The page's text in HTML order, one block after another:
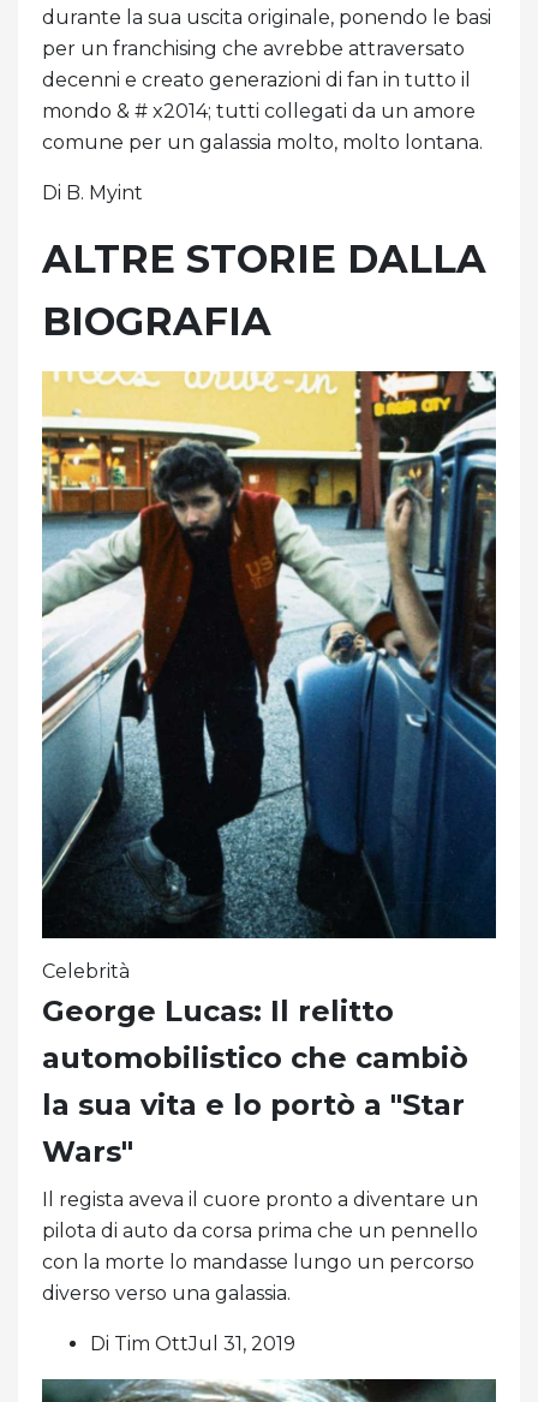
durante la sua uscita originale, ponendo le basi
per un franchising che avrebbe attraversato
decenni e creato generazioni di fan in tutto il
mondo & # x2014; tutti collegati da un amore
comune per un galassia molto, molto lontana.
Di B. Myint
ALTRE STORIE DALLA
BIOGRAFIA
Celebrità
George Lucas: Il relitto
automobilistico che cambiò
la sua vita e lo portò a "Star
Wars"
Il regista aveva il cuore pronto a diventare un
pilota di auto da corsa prima che un pennello
con la morte lo mandasse lungo un percorso
diverso verso una galassia.
Di Tim OttJul 31, 2019